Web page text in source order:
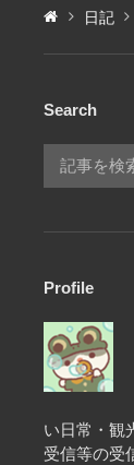
日記
Search
Profile
い日常・観
受信等の受